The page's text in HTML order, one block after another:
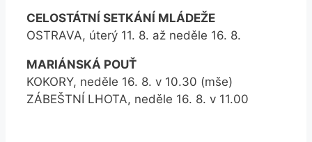
CELOSTÁTNÍ SETKÁNÍ MLÁDEŽE
OSTRAVA, úterý 11. 8. až neděle 16. 8.
MARIÁNSKÁ POUŤ
KOKORY, neděle 16. 8. v 10.30 (mše)
ZÁBEŠTNÍ LHOTA, neděle 16. 8. v 11.00